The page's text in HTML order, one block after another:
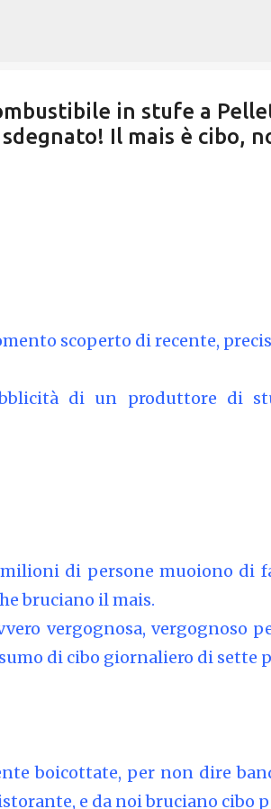
in stufe a
Il mais è cibo,
scoperto di recente,
di un produttore di
di persone muoiono di
bruciano il mais.
vergognosa, vergognoso
di cibo giornaliero di sette
boicottate, per non dire
e da noi bruciano cibo